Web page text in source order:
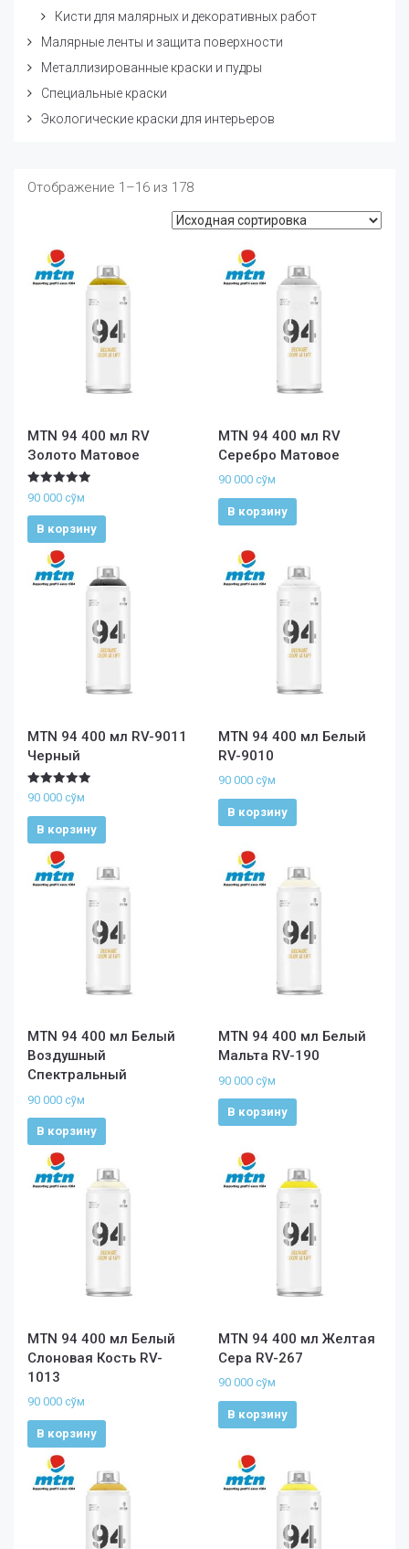
Кисти для малярных и декоративных работ
Малярные ленты и защита поверхности
Металлизированные краски и пудры
Специальные краски
Экологические краски для интерьеров
Отображение 1–16 из 178
MTN 94 400 мл RV
Золото Матовое
Оценка
5.00
из 5
90 000 сўм
В корзину
MTN 94 400 мл RV
Серебро Матовое
90 000 сўм
В корзину
MTN 94 400 мл RV-9011
Черный
Оценка
из 5
90 000 сўм
В корзину
MTN 94 400 мл Белый
RV-9010
90 000 сўм
В корзину
MTN 94 400 мл Белый
Воздушный
Спектральный
90 000 сўм
В корзину
MTN 94 400 мл Белый
Мальта RV-190
90 000 сўм
В корзину
MTN 94 400 мл Белый
Слоновая Кость RV-
1013
90 000 сўм
В корзину
MTN 94 400 мл Желтая
Сера RV-267
90 000 сўм
В корзину